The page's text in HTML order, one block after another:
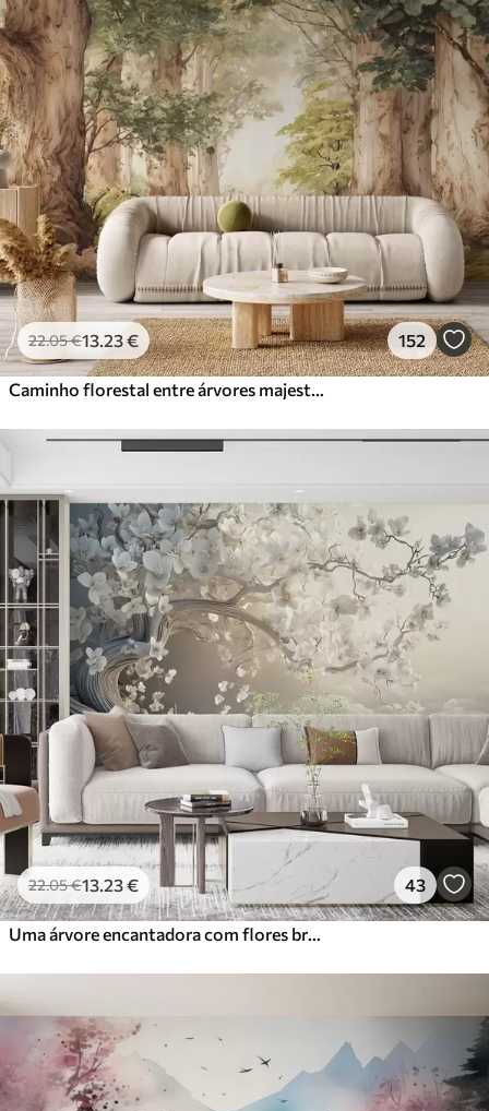
22.05€13 .23€ 152
22.05€13 .23€ 43